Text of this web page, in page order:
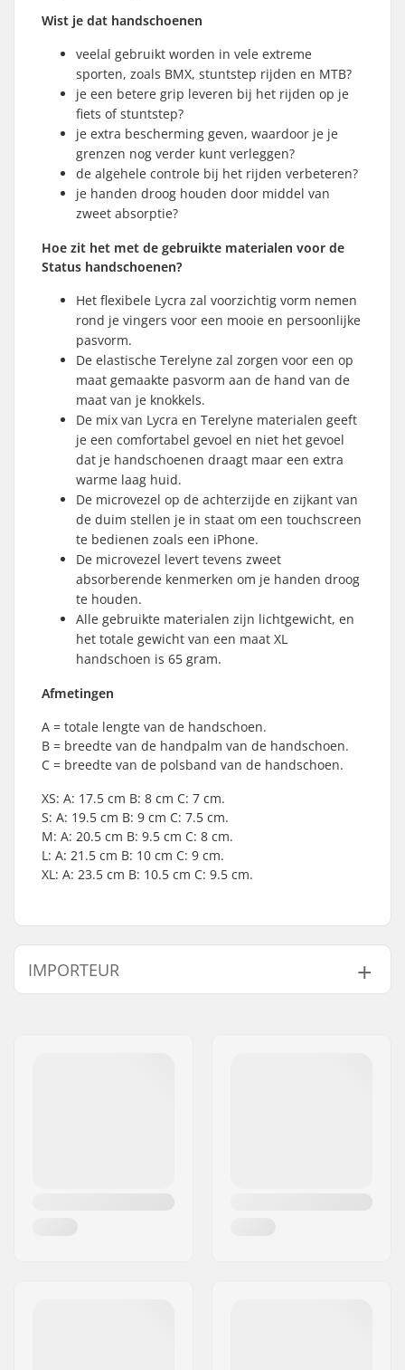
Wist je dat handschoenen
veelal gebruikt worden in vele extreme
sporten, zoals BMX, stuntstep rijden en MTB?
je een betere grip leveren bij het rijden op je
fiets of stuntstep?
je extra bescherming geven, waardoor je je
grenzen nog verder kunt verleggen?
de algehele controle bij het rijden verbeteren?
je handen droog houden door middel van
zweet absorptie?
Hoe zit het met de gebruikte materialen voor de
Status handschoenen?
Het flexibele Lycra zal voorzichtig vorm nemen
rond je vingers voor een mooie en persoonlijke
pasvorm.
De elastische Terelyne zal zorgen voor een op
maat gemaakte pasvorm aan de hand van de
maat van je knokkels.
De mix van Lycra en Terelyne materialen geeft
je een comfortabel gevoel en niet het gevoel
dat je handschoenen draagt maar een extra
warme laag huid.
De microvezel op de achterzijde en zijkant van
de duim stellen je in staat om een touchscreen
te bedienen zoals een iPhone.
De microvezel levert tevens zweet
absorberende kenmerken om je handen droog
te houden.
Alle gebruikte materialen zijn lichtgewicht, en
het totale gewicht van een maat XL
handschoen is 65 gram.
Afmetingen
A = totale lengte van de handschoen.
B = breedte van de handpalm van de handschoen.
C = breedte van de polsband van de handschoen.
XS: A: 17.5 cm B: 8 cm C: 7 cm.
S: A: 19.5 cm B: 9 cm C: 7.5 cm.
M: A: 20.5 cm B: 9.5 cm C: 8 cm.
L: A: 21.5 cm B: 10 cm C: 9 cm.
XL: A: 23.5 cm B: 10.5 cm C: 9.5 cm.
IMPORTEUR